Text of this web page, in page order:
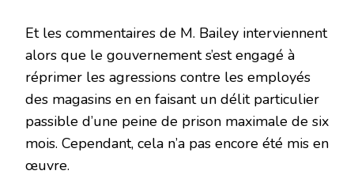
Et les commentaires de M. Bailey interviennent
alors que le gouvernement s’est engagé à
réprimer les agressions contre les employés
des magasins en en faisant un délit particulier
passible d’une peine de prison maximale de six
mois. Cependant, cela n’a pas encore été mis en
œuvre.